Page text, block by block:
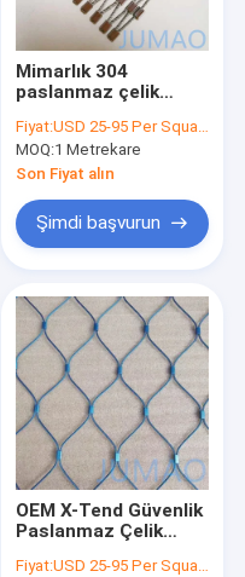
Mimarlık 304
paslanmaz çelik
dekorasyon
Fiyat:USD 25-95 Per Square Meter
MOQ:1 Metrekare
Son Fiyat alın
Şimdi başvurun
OEM X-Tend Güvenlik
Paslanmaz Çelik
Fiyat:USD 25-95 Per Square Meter